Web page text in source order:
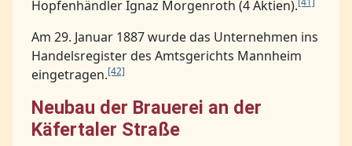
Hopfenhändler Ignaz Morgenroth (4 Aktien).
Am 29. Januar 1887 wurde das Unternehmen ins
Handelsregister des Amtsgerichts Mannheim
eingetragen.[42]
Neubau der Brauerei an der
Käfertaler Straße